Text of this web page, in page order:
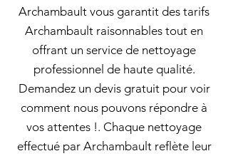
Archambault vous garantit des tarifs
Archambault raisonnables tout en
offrant un service de nettoyage
professionnel de haute qualité.
Demandez un devis gratuit pour voir
comment nous pouvons répondre à
vos attentes !. Chaque nettoyage
effectué par Archambault reflète leur